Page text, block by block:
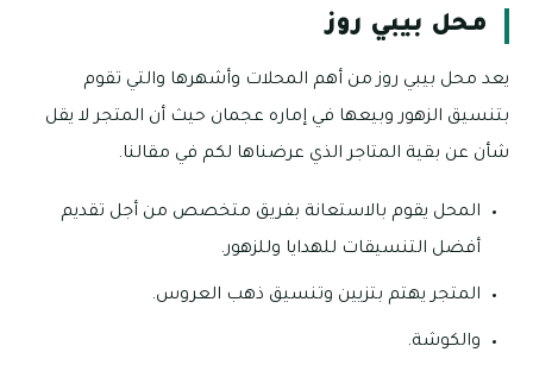
محل بيبي روز
يعد محل بيبي روز من أهم المحلات وأشهرها والتي تقوم
بتنسيق الزهور وبيعها في إماره عجمان حيث أن المتجر لا يقل
شأن عن بقية المتاجر الذي عرضناها لكم في مقالنا.
المحل يقوم بالاستعانة بفريق متخصص من أجل تقديم
أفضل التنسيقات للهدايا وللزهور.
المتجر يهتم بتزيين وتنسيق ذهب العروس.
والكوشة.